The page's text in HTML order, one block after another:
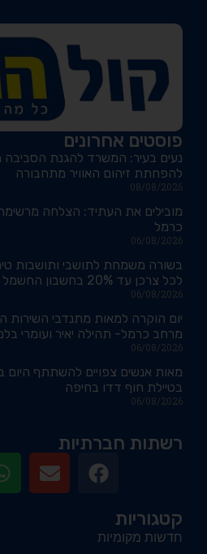
פוסטים אחרונים
נעים בעיר: המשרד להגנת הסביבה
להפחתת זיהום האוויר מתחבורה
08/08/2026
מובילים את העתיד: הצלחה
כרמל
06/08/2026
בשורה משמחת לתושבי ותושבות
לכל צרכן עד 20% בחשבון החשמל
06/08/2026
יום הוקרה למאות מתנדבי השירות
מרחב כרמל- תהילה יאיר ועומרי
06/08/2026
מאות אנשים צפויים להשתתף היום
בטיילת חוף דדו בחיפה
06/08/2026
רשתות חברתיות
קטגוריות
חדשות מקומיות